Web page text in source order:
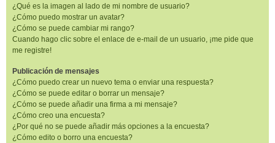
¿Qué es la imagen al lado de mi nombre de usuario?
¿Cómo puedo mostrar un avatar?
¿Cómo se puede cambiar mi rango?
Cuando hago clic sobre el enlace de e-mail de un usuario, ¡me pide que
me registre!
Publicación de mensajes
¿Cómo puedo crear un nuevo tema o enviar una respuesta?
¿Cómo se puede editar o borrar un mensaje?
¿Cómo se puede añadir una firma a mi mensaje?
¿Cómo creo una encuesta?
¿Por qué no se puede añadir más opciones a la encuesta?
¿Cómo edito o borro una encuesta?